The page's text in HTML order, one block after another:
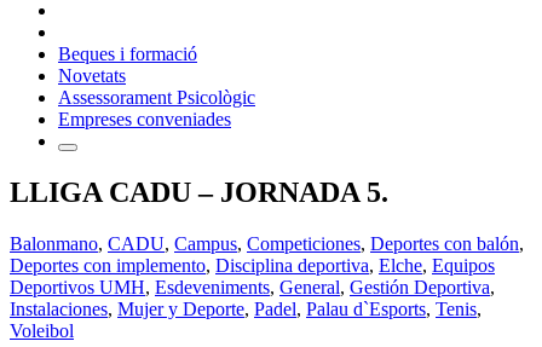
Beques i formació
Novetats
Assessorament Psicològic
Empreses conveniades
LLIGA CADU – JORNADA 5.
Balonmano, CADU, Campus, Competiciones, Deportes con balón,
Deportes con implemento, Disciplina deportiva, Elche, Equipos
Deportivos UMH, Esdeveniments, General, Gestión Deportiva,
Instalaciones, Mujer y Deporte, Padel, Palau d`Esports, Tenis,
Voleibol